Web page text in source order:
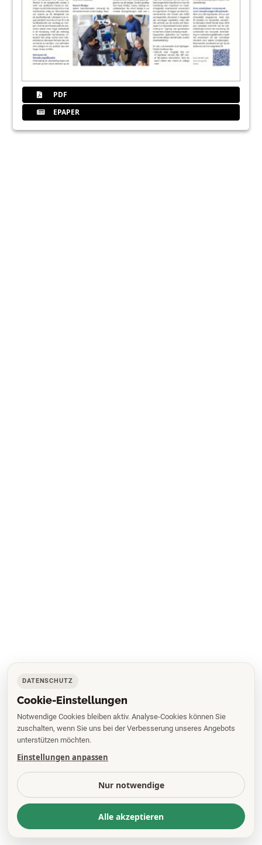
PDF
EPAPER
DATENSCHUTZ
Cookie-Einstellungen
Notwendige Cookies bleiben aktiv. Analyse-Cookies können Sie
zuschalten, wenn Sie uns bei der Verbesserung unseres Angebots
unterstützen möchten.
Einstellungen anpassen
Nur notwendige
Alle akzeptieren